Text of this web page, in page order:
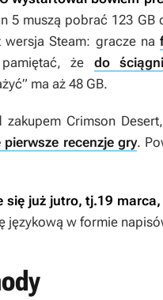
5 muszą pobrać 123 GB
wersja Steam: gracze na
że do
ma aż 48 GB.
zakupem Crimson Desert
recenzje gry.
się już jutro, tj.19
językową w formie